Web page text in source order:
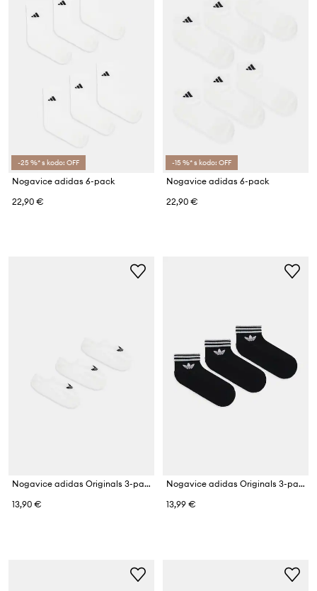
-25 %* s kodo: OFF
Nogavice adidas 6-pack
22,90 €
-15 %* s kodo: OFF
Nogavice adidas 6-pack
22,90 €
Nogavice adidas Originals 3-pack
13,90 €
Nogavice adidas Originals 3-pack
13,99 €